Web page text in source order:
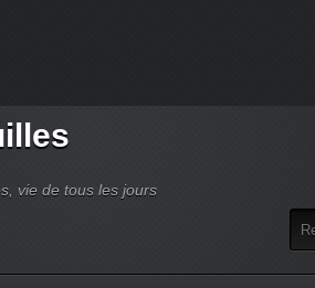
vie de tous les jours